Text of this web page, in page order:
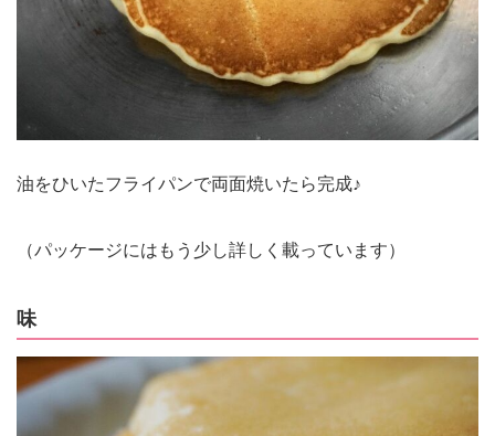
油をひいたフライパンで両面焼いたら完成♪
（パッケージにはもう少し詳しく載っています）
味